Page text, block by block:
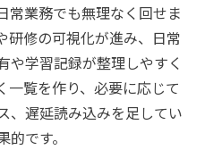
常業務でも無理なく回せま
研修の可視化が進み、日常
や学習記録が整理しやすく
一覧を作り、必要に応じて
、遅延読み込みを足してい
です。